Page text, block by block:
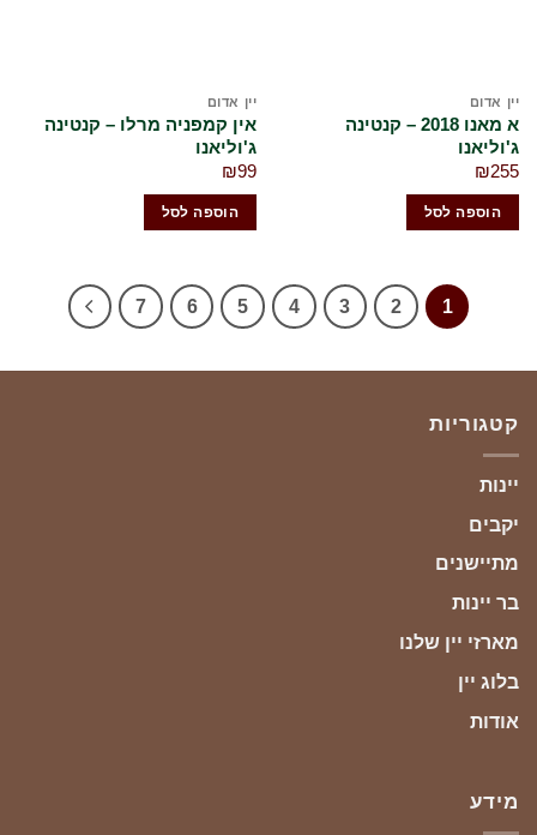
יין אדום
א מאנו 2018 – קנטינה
ג'וליאנו
₪255
הוספה לסל
יין אדום
אין קמפניה מרלו – קנטינה
ג'וליאנו
₪99
הוספה לסל
1
2
3
4
5
6
7
קטגוריות
יינות
יקבים
מתיישנים
בר יינות
מארזי יין שלנו
בלוג יין
אודות
מידע